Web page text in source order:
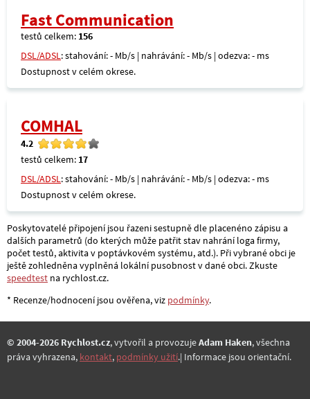
Fast Communication
testů celkem: 156
DSL/ADSL: stahování: - Mb/s | nahrávání: - Mb/s | odezva: - ms
Dostupnost v celém okrese.
COMHAL
4.2
testů celkem: 17
DSL/ADSL: stahování: - Mb/s | nahrávání: - Mb/s | odezva: - ms
Dostupnost v celém okrese.
Poskytovatelé připojení jsou řazeni sestupně dle placenéno zápisu a
dalších parametrů (do kterých může patřit stav nahrání loga firmy,
počet testů, aktivita v poptávkovém systému, atd.). Při vybrané obci je
ještě zohledněna vyplněná lokální pusobnost v dané obci. Zkuste
speedtest na rychlost.cz.
* Recenze/hodnocení jsou ověřena, viz podmínky.
© 2004-2026 Rychlost.cz, vytvořil a provozujeAdam Haken, všechna
práva vyhrazena, kontakt, podmínky užití.| Informace jsou orientační.